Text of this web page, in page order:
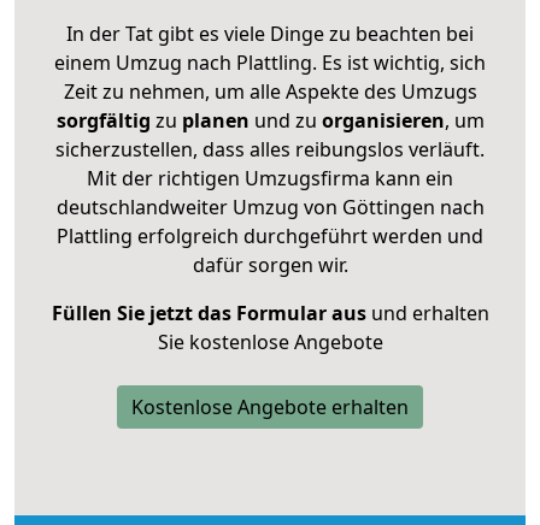
In der Tat gibt es viele Dinge zu beachten bei
einem Umzug nach Plattling. Es ist wichtig, sich
Zeit zu nehmen, um alle Aspekte des Umzugs
sorgfältig zu planen und zu organisieren, um
sicherzustellen, dass alles reibungslos verläuft.
Mit der richtigen Umzugsfirma kann ein
deutschlandweiter Umzug von Göttingen nach
Plattling erfolgreich durchgeführt werden und
dafür sorgen wir.
Füllen Sie jetzt das Formular ausund erhalten
Sie kostenlose Angebote
Kostenlose Angebote erhalten